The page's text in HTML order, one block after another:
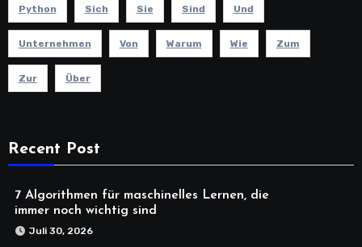
Python Sich Sie Sind Und
Unternehmen Von Warum Wie Zum
Zur Über
Recent Post
7 Algorithmen für maschinelles Lernen, die
immer noch wichtig sind
Juli 30, 2026